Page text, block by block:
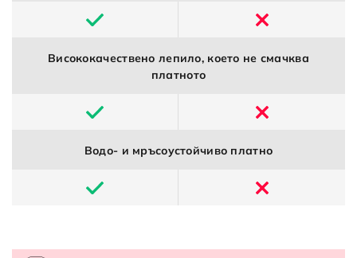
Висококачествено лепило, което не смачква
платното
Водо- и мръсоустойчиво платно